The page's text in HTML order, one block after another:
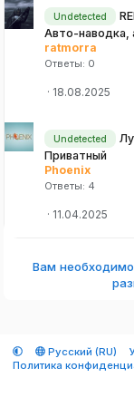
Undetected
Авто-наводка,
ratmorra
Ответы 0
18.08.2025
Undetected
Приватный
Phoenix
Ответы 4
11.04.2025
Вам
Русский (RU)
Политика